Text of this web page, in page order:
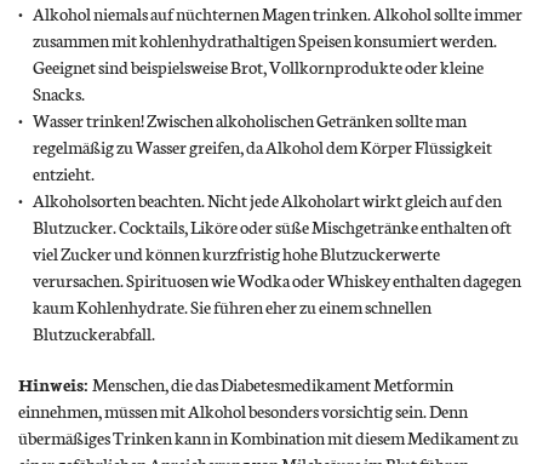
Alkohol niemals auf nüchternen Magen trinken. Alkohol sollte immer
zusammen mit kohlenhydrathaltigen Speisen konsumiert werden.
Geeignet sind beispielsweise Brot, Vollkornprodukte oder kleine
Snacks.
Wasser trinken! Zwischen alkoholischen Getränken sollte man
regelmäßig zu Wasser greifen, da Alkohol dem Körper Flüssigkeit
entzieht.
Alkoholsorten beachten. Nicht jede Alkoholart wirkt gleich auf den
Blutzucker. Cocktails, Liköre oder süße Mischgetränke enthalten oft
viel Zucker und können kurzfristig hohe Blutzuckerwerte
verursachen. Spirituosen wie Wodka oder Whiskey enthalten dagegen
kaum Kohlenhydrate. Sie führen eher zu einem schnellen
Blutzuckerabfall.
Hinweis: Menschen, die das Diabetesmedikament Metformin
einnehmen, müssen mit Alkohol besonders vorsichtig sein. Denn
übermäßiges Trinken kann in Kombination mit diesem Medikament zu